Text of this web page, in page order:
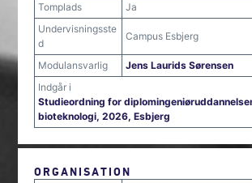
Tomplads
Ja
Undervisningsste
d
Campus Esbjerg
Modulansvarlig
Jens Laurids Sørensen
Indgår i
Studieordning for
bioteknologi, 2026, Esbjerg
ORGANISATION